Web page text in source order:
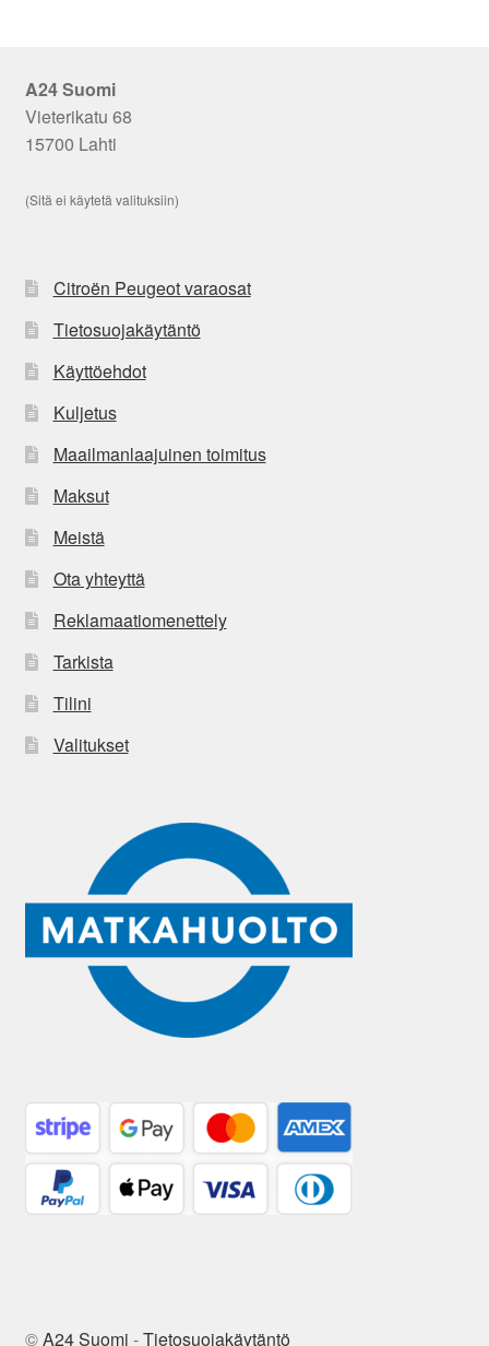
A24 Suomi
Vieterikatu 68
15700 Lahti
(Sitä ei käytetä valituksiin)
Citroën Peugeot varaosat
Tietosuojakäytäntö
Käyttöehdot
Kuljetus
Maailmanlaajuinen toimitus
Maksut
Meistä
Ota yhteyttä
Reklamaatiomenettely
Tarkista
Tilini
Valitukset
©A24 Suomi -Tietosuojakäytäntö